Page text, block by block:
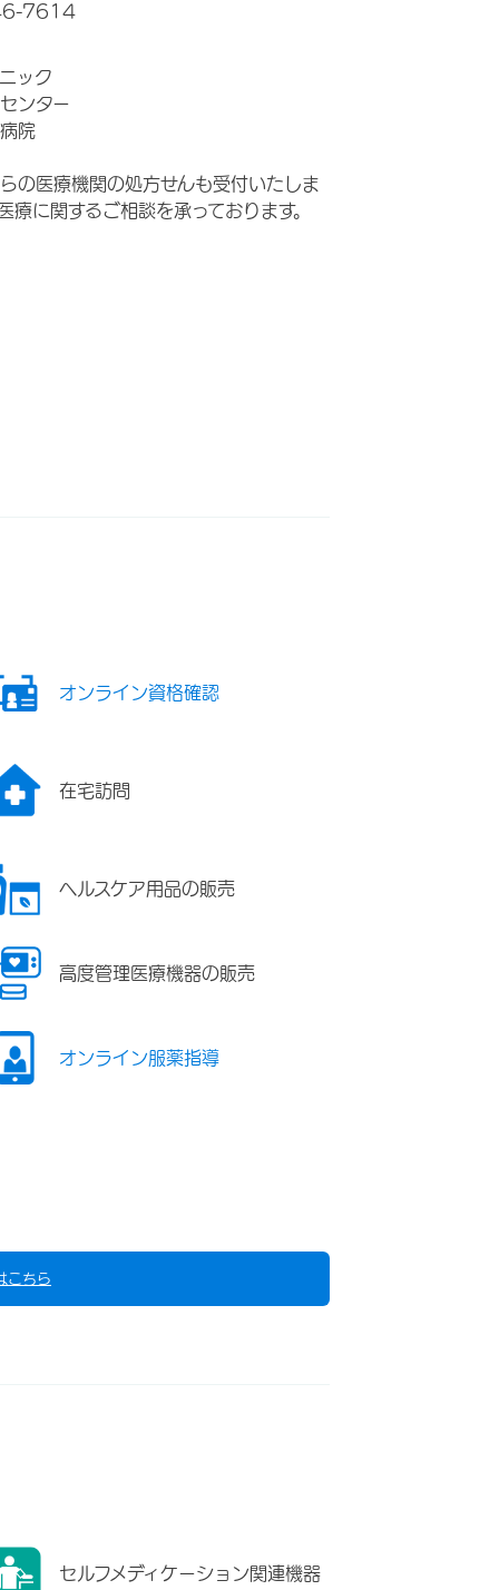
7614
ック
ンター
院
の医療機関の処方せんも受付いたしま
療に関するご相談を承っております。
オンライン資格確認
在宅訪問
ヘルスケア用品の販売
高度管理医療機器の販売
オンライン服薬指導
こちら
セルフメディケーション関連機器